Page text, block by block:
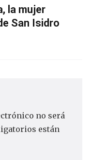
la mujer
San Isidro
no será
están